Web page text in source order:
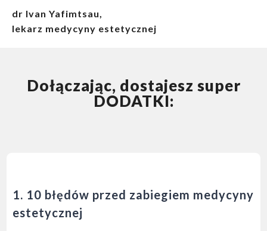
dr Ivan Yafimtsau,
lekarz medycyny estetycznej
Dołączając, dostajesz super
DODATKI:
1. 10 błędów przed zabiegiem medycyny
estetycznej